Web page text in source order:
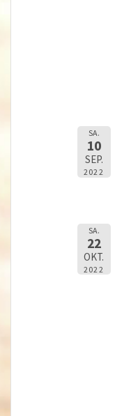
SA.
10
SEP.
2022
SA.
22
OKT.
2022